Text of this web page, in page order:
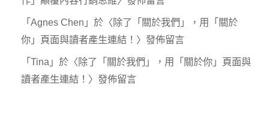
「 Agnes Chen 」於〈除了「關於我們」，用「關於
你」頁面與讀者產生連結！ 〉發佈留言
「 Tina 」於〈除了「關於我們」，用「關於你」頁面與
讀者產生連結！ 〉發佈留言